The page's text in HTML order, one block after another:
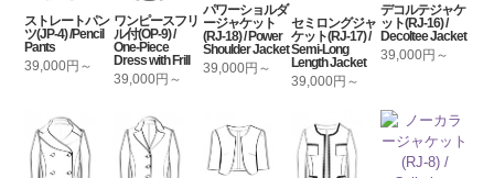
ストレートパン
ツ(JP-4) /Pencil
Pants
39,000円～
ワンピースフリ
ル付(OP-9) /
One-Piece
Dress with Frill
39,000円～
パワーショルダ
ージャケット
(RJ-18) / Power
Shoulder Jacket
39,000円～
セミロングジャ
ケット(RJ-17) /
Semi-Long
Length Jacket
39,000円～
デコルテジャケ
ット(RJ-16) /
Decoltee Jacket
39,000円～